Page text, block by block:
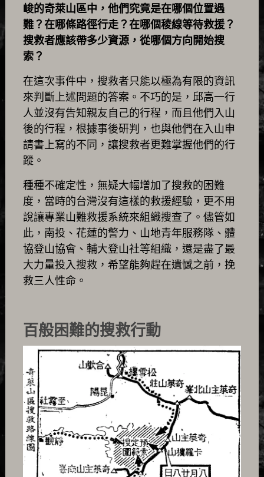
峻的奇萊山區中，他們究竟是在哪個位置遇
難？在哪條路徑行走？在哪個稜線等待救援？
搜救者應該帶多少資源，從哪個方向開始搜
索？
在這次事件中，搜救者只能以極為有限的資訊
來判斷上述問題的答案。不巧的是，邱高一行
人並沒有告知親友自己的行程，而且他們入山
後的行程，根據事後研判，也與他們在入山申
請書上寫的不同，讓搜救者更難掌握他們的行
蹤。
種種不確定性，無疑大幅增加了搜救的困難
度，當時的台灣沒有這樣的救援經驗，更不用
說讓專業山難救援系統來組織搜查了。儘管如
此，南投、花蓮的警力、山地青年服務隊、體
協登山協會、輔大登山社等組織，還是盡了最
大力量投入搜救，希望能夠趕在遺憾之前，挽
救三人性命。
百般困難的搜救行動